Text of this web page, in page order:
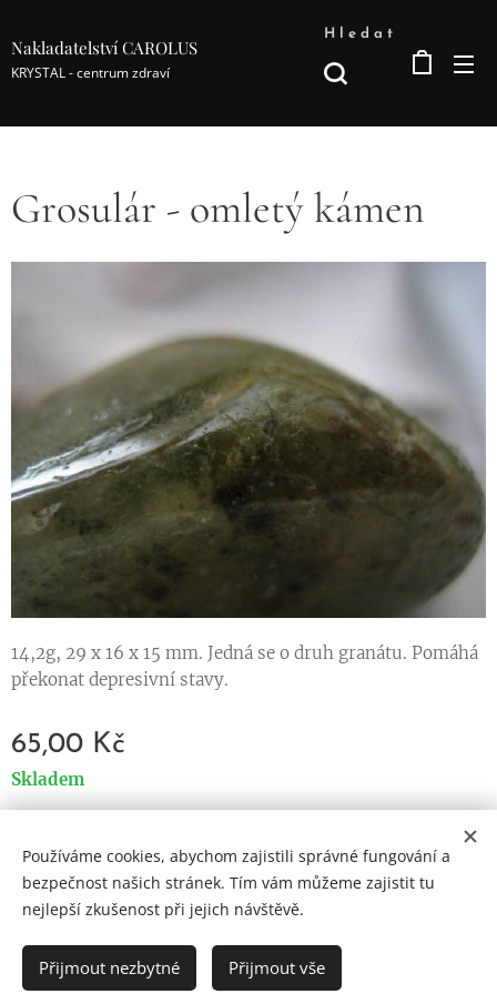
Nakladatelství CAROLUS
KRYSTAL - centrum zdraví
Hledat
Grosulár - omletý kámen
14,2g, 29 x 16 x 15 mm. Jedná se o druh granátu. Pomáhá
překonat depresivní stavy.
65,00 Kč
Skladem
Cookies
Jazyky
Čeština
English
Používáme cookies, abychom zajistili správné fungování a
bezpečnost našich stránek. Tím vám můžeme zajistit tu
nejlepší zkušenost při jejich návštěvě.
Přijmout nezbytné Přijmout vše